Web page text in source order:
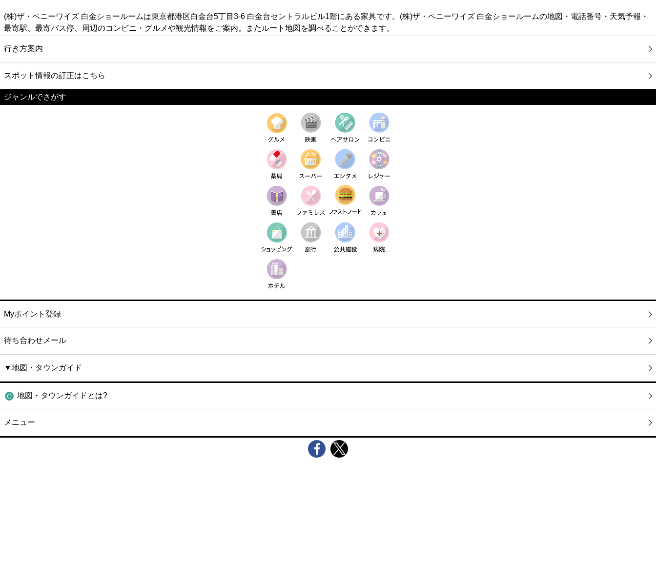
(株)ザ・ペニーワイズ 白金ショールームは東京都港区白金台5丁目3-6 白金台セントラルビル1階にある家具です。(株)ザ・ペニーワイズ 白金ショールームの地図・電話番号・天気予報・
最寄駅、最寄バス停、周辺のコンビニ・グルメや観光情報をご案内。またルート地図を調べることができます。
行き方案内
スポット情報の訂正はこちら
ジャンルでさがす
Myポイント登録
待ち合わせメール
▼地図・タウンガイド
地図・タウンガイドとは?
メニュー